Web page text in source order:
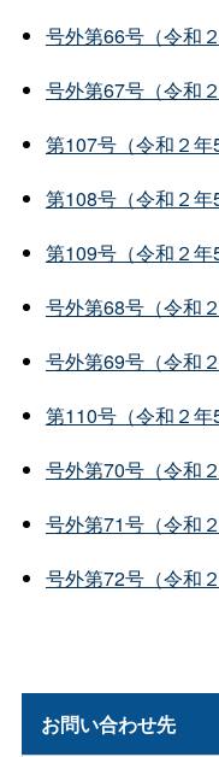
号外第66号（令和
号外第67号（令和
第107号（令和２年
第108号（令和２年
第109号（令和２年
号外第68号（令和
号外第69号（令和
第110号（令和２年
号外第70号（令和
号外第71号（令和
号外第72号（令和
お問い合わせ先